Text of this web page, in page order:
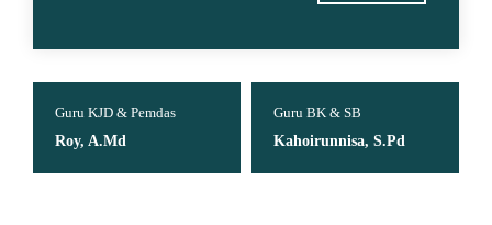
Guru KJD & Pemdas
Roy, A.Md
Guru BK & SB
Kahoirunnisa, S.Pd